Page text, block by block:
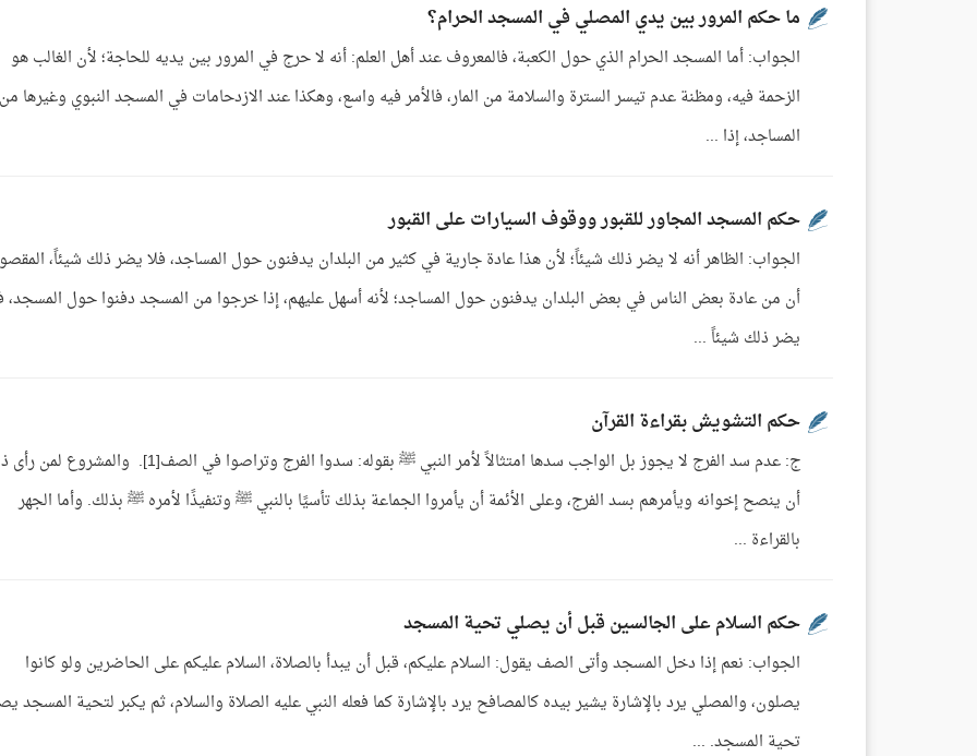
ما حكم المرور بين يدي المصلي في المسجد الحرام؟
الجواب: أما المسجد الحرام الذي حول الكعبة، فالمعروف عند أهل العلم: أنه لا حرج في المرور بين يديه للحاجة؛ لأن الغالب هو
الزحمة فيه، ومظنة عدم تيسر السترة والسلامة من المار، فالأمر فيه واسع، وهكذا عند الازدحامات في المسجد النبوي وغيرها من
المساجد، إذا ...
حكم المسجد المجاور للقبور ووقوف السيارات على القبور
الجواب: الظاهر أنه لا يضر ذلك شيئاً؛ لأن هذا عادة جارية في كثير من البلدان يدفنون حول المساجد، فلا يضر ذلك شيئاً،
أن من عادة بعض الناس في بعض البلدان يدفنون حول المساجد؛ لأنه أسهل عليهم، إذا خرجوا من المسجد دفنوا حول المسجد،
يضر ذلك شيئاً ...
حكم التشويش بقراءة القرآن
ج: عدم سد الفرج لا يجوز بل الواجب سدها امتثالاً لأمر النبي ﷺ بقوله: سدوا الفرج وتراصوا في الصف[1].
أن ينصح إخوانه ويأمرهم بسد الفرج، وعلى الأئمة أن يأمروا الجماعة بذلك تأسيًا بالنبي ﷺ وتنفيذًا لأمره ﷺ بذلك. وأما الجهر
بالقراءة ...
حكم السلام على الجالسين قبل أن يصلي تحية المسجد
الجواب: نعم إذا دخل المسجد وأتى الصف يقول: السلام عليكم، قبل أن يبدأ بالصلاة، السلام عليكم على الحاضرين ولو كانوا
يصلون، والمصلي يرد بالإشارة يشير بيده كالمصافح يرد بالإشارة كما فعله النبي عليه الصلاة والسلام، ثم يكبر لتحية المسجد
تحية المسجد. ...